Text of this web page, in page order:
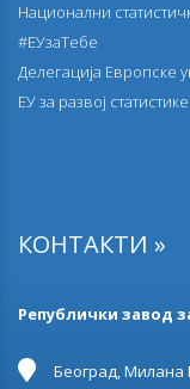
Национални
#ЕУзаТебе
Делегација Европске
EУ за развој
КОНТАКТИ »
Републички завод
Београд, Милана